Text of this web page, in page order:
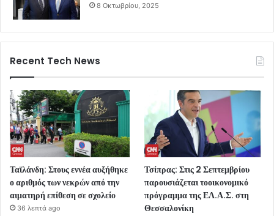
8 Οκτωβρίου, 2025
Recent Tech News
Ταϊλάνδη: Στους εννέα αυξήθηκε
ο αριθμός των νεκρών από την
αιματηρή επίθεση σε σχολείο
36 λεπτά ago
Τσίπρας: Στις 2 Σεπτεμβρίου
παρουσιάζεται τοοικονομικό
πρόγραμμα της ΕΛ.Α.Σ. στη
Θεσσαλονίκη